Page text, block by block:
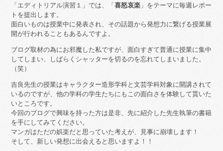
「エディトリアル演習１」では、「喜怒哀楽 」をテーマに毎週レポー
トを提出します。
面白いものは授業中に発表され、その話題から発想力に繋げる授業展
開が行われることもあるんですよ。
ブログ取材の為にお邪魔した私ですが、面白すぎて普通に授業に集中
してしまい、しばらくシャッターを切るのを忘れてしまいました。
（笑）
吉良先生の授業はキャラクター造形学科と文芸学科対象に開講されて
いるのですが、他の学科の学生たちにもこの面白さを体験して貰いた
いところです。
今回のブログで興味を持った方は是非、先に紹介した先生執筆の書籍
を手にしてみてください。
マンガはただの娯楽だと思っていた考えが、見事に崩壊します！
そして、新しい発想に出会えると思いますよ！！